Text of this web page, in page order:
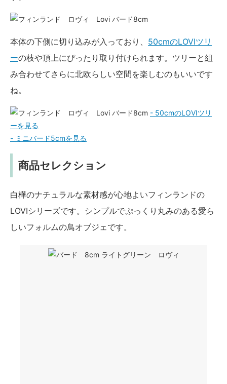
本体の下側に切り込みが入っており、 50cmのLOVIツリ
ーの枝や頂上にぴったり取り付けられます。ツリーと組
み合わせてさらに北欧らしい空間を楽しむのもいいです
ね。
- 50cmのLOVIツリ
ーを見る
- ミニバード5cmを見る
商品セレクション
白樺のナチュラルな素材感が心地よいフィンランドの
LOVIシリーズです。シンプルでぷっくり丸みのある愛ら
しいフォルムの鳥オブジェです。